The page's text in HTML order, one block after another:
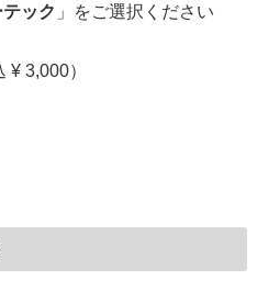
ック 」をご選択ください
3,000）